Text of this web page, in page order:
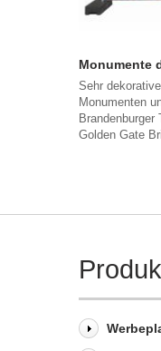
Monumente
Sehr
Monumenten
Golden Gate